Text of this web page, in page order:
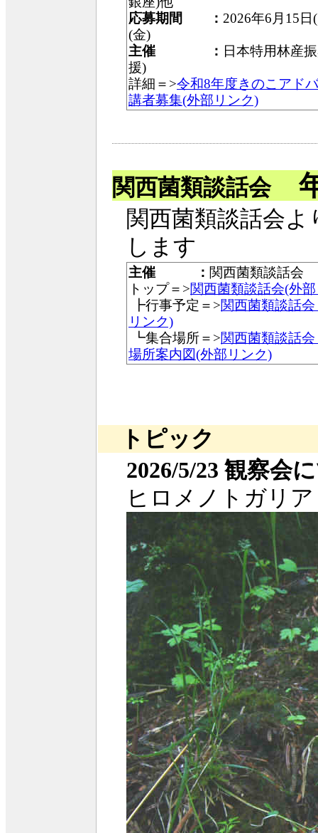
応募期間 ： 2026年6月15
(金)
主催 ： 日本特用林産
援)
詳細＝>令和8年度きのこアド
講者募集(外部リンク)
関西菌類談話会年
関西菌類談話会
します
主催 ： 関西菌類談話会
トップ＝>関西菌類談話会(外
┣行事予定＝>関西菌類談話
リンク)
┗集合場所＝>関西菌類談話
場所案内図(外部リンク)
トピック
2026/5/23 観察会
ヒロメノトガリ